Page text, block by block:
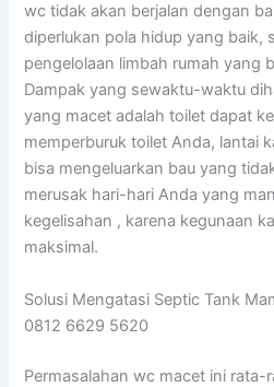
wc tidak akan berjalan dengan
diperlukan pola hidup yang baik,
pengelolaan limbah rumah yang
Dampak yang sewaktu-waktu
yang macet adalah toilet dapat
memperburuk toilet Anda, lantai
bisa mengeluarkan bau yang
merusak hari-hari Anda yang
kegelisahan , karena kegunaan
maksimal.
Solusi Mengatasi Septic Tank
0812 6629 5620
Permasalahan wc macet ini rata-